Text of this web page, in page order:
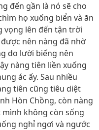
đến gần là nó sẽ cho
họ xuống biển và ăn
vọng lên đến tận trời
nên nàng đã nhờ
do lười biếng nên
nàng tiên liền xuống
ác ấy. Sau nhiều
tiên cũng tiêu diệt
Hòn Chồng, còn nàng
không còn sống
nghỉ ngơi và ngước